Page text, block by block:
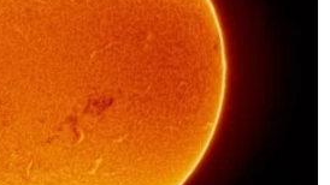
#Barack Obama
#Khủng hoảng tài chính
Hy Lạp Mỹ